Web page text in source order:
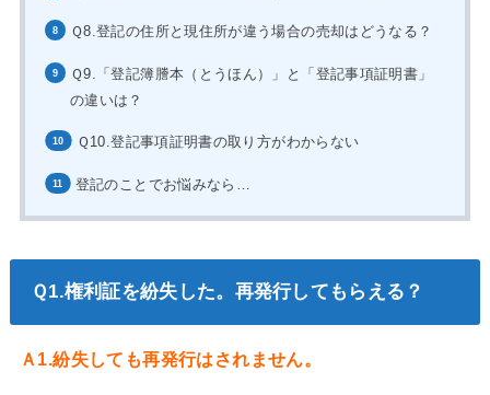
Ｑ8.登記の住所と現住所が違う場合の売却はどうなる？
Ｑ9.「登記簿謄本（とうほん）」と「登記事項証明書」
の違いは？
Ｑ10.登記事項証明書の取り方がわからない
登記のことでお悩みなら…
Ｑ1.権利証を紛失した。再発行してもらえる？
Ａ1.紛失しても再発行はされません。